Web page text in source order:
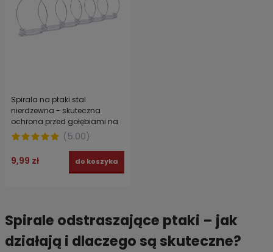
Spirala na ptaki stal
nierdzewna - skuteczna
ochrona przed gołębiami na
balkonie i parapecie JACOPIC
(5.00)
9,99 zł do koszyka
Spirale odstraszające ptaki – jak
działają i dlaczego są skuteczne?